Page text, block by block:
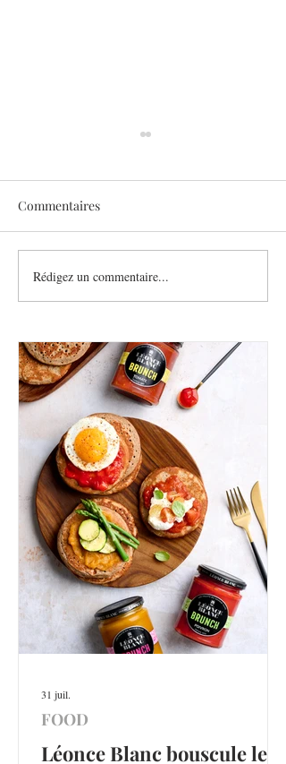
Commentaires
Rédigez un commentaire...
Léonce Blanc bouscule le
FOOD
31 juil.